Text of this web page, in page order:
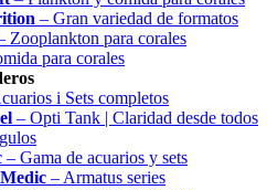
– Gran variedad de formatos
Zooplankton para corales
para corales
i Sets completos
– Opti Tank | Claridad desde todos
– Gama de acuarios y sets
– Armatus series